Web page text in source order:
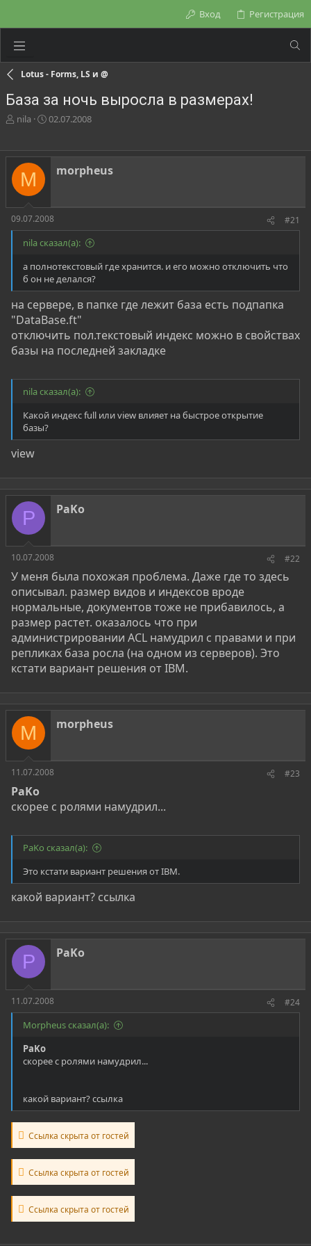
Вход Регистрация
Lotus - Forms, LS и @
База за ночь выросла в размерах!
А
о
р
е
м
ы
nila
Д
а
а
л
а
02.07.2008
M morpheus
09.07.2008 #21
nila сказал(а):
а полнотекстовый где хранится. и его можно отключить что
б он не делался?
на сервере, в папке где лежит база есть подпапка
"DataBase.ft"
отключить пол.текстовый индекс можно в свойствах
базы на последней закладке
nila сказал(а):
Какой индекс full или view влияет на быстрое открытие
базы?
view
P PaKo
10.07.2008 #22
У меня была похожая проблема. Даже где то здесь
описывал. размер видов и индексов вроде
нормальные, документов тоже не прибавилось, а
размер растет. оказалось что при
администрировании ACL намудрил с правами и при
репликах база росла (на одном из серверов). Это
кстати вариант решения от IBM.
M morpheus
11.07.2008 #23
PaKo
скорее с ролями намудрил...
PaKo сказал(а):
Это кстати вариант решения от IBM.
какой вариант? ссылка
P PaKo
11.07.2008 #24
Morpheus сказал(а):
PaKo
скорее с ролями намудрил...
какой вариант? ссылка
Ссылка скрыта от гостей
Ссылка скрыта от гостей
Ссылка скрыта от гостей